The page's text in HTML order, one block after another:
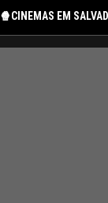
🍿CINEMAS EM